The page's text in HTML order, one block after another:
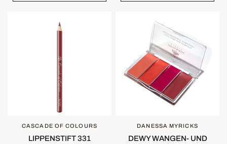
SCHNELLANSICHT
CASCADE OF COLOURS
LIPPENSTIFT 331
SCHNELLANSICHT
DANESSA MYRICKS
DEWY WANGEN- UND